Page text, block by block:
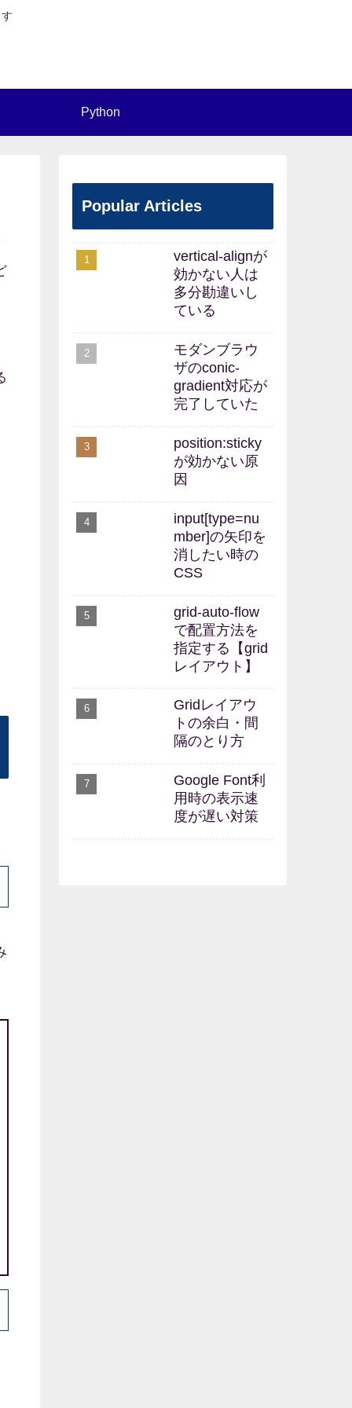
Python
Popular Articles
vertical-alignが
効かない人は
多分勘違いし
ている
モダンブラウ
ザのconic-
gradient対応が
完了していた
position:sticky
が効かない原
因
input[type=nu
mber]の矢印を
消したい時の
CSS
grid-auto-flow
で配置方法を
指定する【grid
レイアウト】
Gridレイアウ
トの余白・間
隔のとり方
Google Font利
用時の表示速
度が遅い対策